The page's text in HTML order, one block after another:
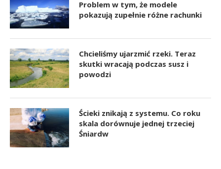
Problem w tym, że modele
pokazują zupełnie różne rachunki
Chcieliśmy ujarzmić rzeki. Teraz
skutki wracają podczas susz i
powodzi
Ścieki znikają z systemu. Co roku
skala dorównuje jednej trzeciej
Śniardw